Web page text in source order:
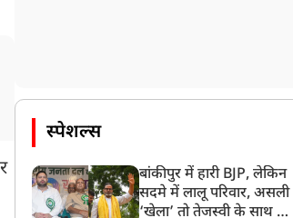
स्पेशल्स
बांकीपुर में हारी BJP, लेकिन
सदमे में लालू परिवार, असली
‘खेला’ तो तेजस्वी के साथ हो